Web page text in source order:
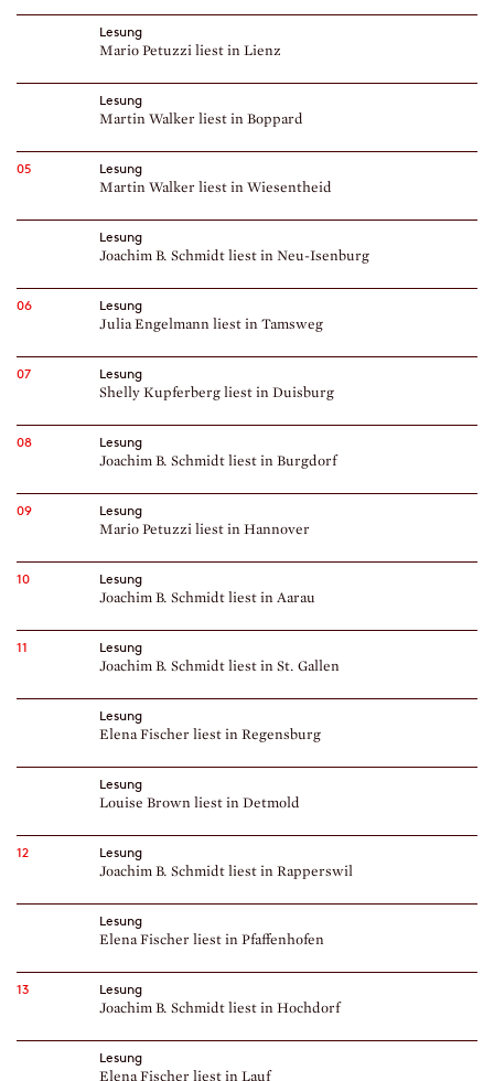
Lesung
Mario Petuzzi liest in Lienz
Lesung
Martin Walker liest in Boppard
05
Lesung
Martin Walker liest in Wiesentheid
Lesung
Joachim B. Schmidt liest in Neu-Isenburg
06
Lesung
Julia Engelmann liest in Tamsweg
07
Lesung
Shelly Kupferberg liest in Duisburg
08
Lesung
Joachim B. Schmidt liest in Burgdorf
09
Lesung
Mario Petuzzi liest in Hannover
10
Lesung
Joachim B. Schmidt liest in Aarau
11
Lesung
Joachim B. Schmidt liest in St. Gallen
Lesung
Elena Fischer liest in Regensburg
Lesung
Louise Brown liest in Detmold
12
Lesung
Joachim B. Schmidt liest in Rapperswil
Lesung
Elena Fischer liest in Pfaffenhofen
13
Lesung
Joachim B. Schmidt liest in Hochdorf
Lesung
Elena Fischer liest in Lauf